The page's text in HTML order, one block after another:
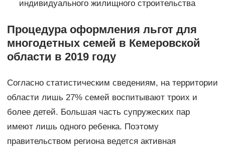
индивидуального жилищного строительства
Процедура оформления льгот для
многодетных семей в Кемеровской
области в 2019 году
Согласно статистическим сведениям, на территории
области лишь 27% семей воспитывают троих и
более детей. Большая часть супружеских пар
имеют лишь одного ребенка. Поэтому
правительством региона ведется активная